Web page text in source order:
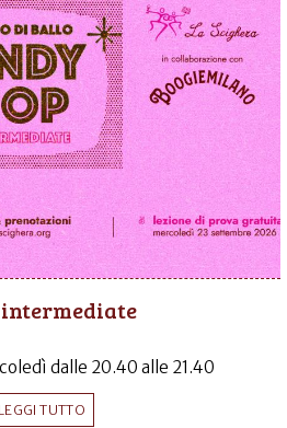
intermediate
dalle 20.40 alle 21.40
LEGGI TUTTO